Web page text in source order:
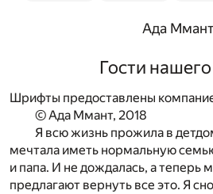
Ада Ммант
Гости
Шрифты предоставлены
© Ада Ммант, 2018
Я всю жизнь прожила в
мечтала иметь нормальную
и папа. И не дождалась, а теперь
предлагают вернуть все это. Я